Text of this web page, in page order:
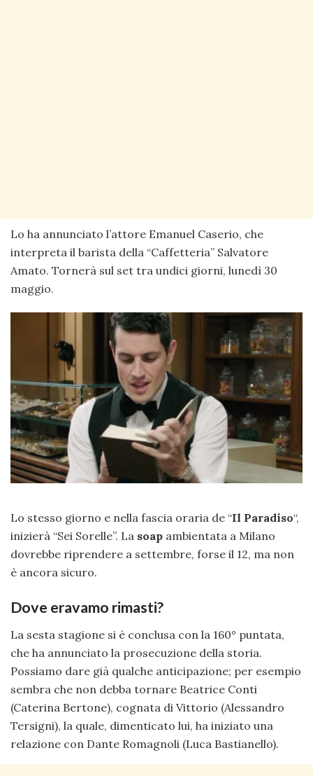
Lo ha annunciato l’attore Emanuel Caserio, che
interpreta il barista della “Caffetteria” Salvatore
Amato. Tornerà sul set tra undici giorni, lunedì 30
maggio.
Lo stesso giorno e nella fascia oraria de “Il Paradiso“,
inizierà “Sei Sorelle”. La soap ambientata a Milano
dovrebbe riprendere a settembre, forse il 12, ma non
è ancora sicuro.
Dove eravamo rimasti?
La sesta stagione si è conclusa con la 160° puntata,
che ha annunciato la prosecuzione della storia.
Possiamo dare già qualche anticipazione; per esempio
sembra che non debba tornare Beatrice Conti
(Caterina Bertone), cognata di Vittorio (Alessandro
Tersigni), la quale, dimenticato lui, ha iniziato una
relazione con Dante Romagnoli (Luca Bastianello).